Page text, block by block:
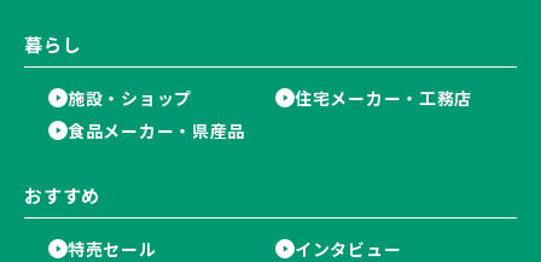
暮らし
施設・ショップ
住宅メーカー・工務店
食品メーカー・県産品
おすすめ
特売セール
インタビュー